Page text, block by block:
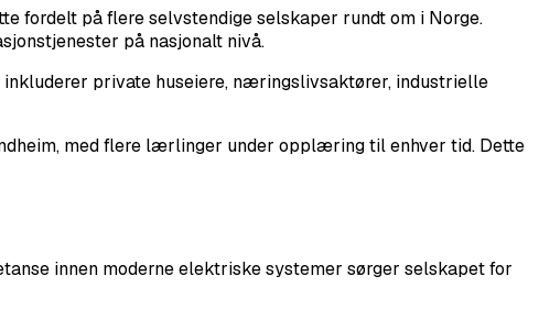
fordelt på flere selvstendige selskaper rundt om i Norge.
på nasjonalt nivå.
inkluderer private huseiere, næringslivsaktører, industrielle
med flere lærlinger under opplæring til enhver tid. Dette
innen moderne elektriske systemer sørger selskapet for